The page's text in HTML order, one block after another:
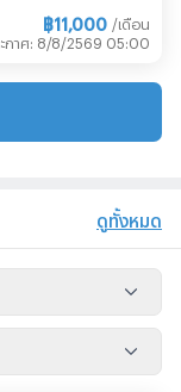
฿11,000 /เดือน
กาศ: 8/8/2569 05:00
ดูทั้งหมด